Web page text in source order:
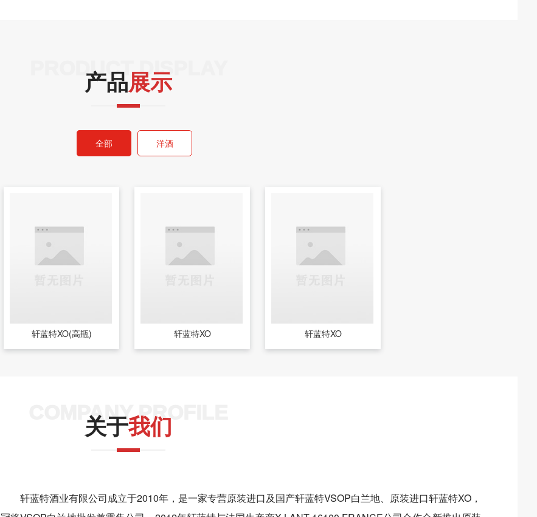
PRODUCT DISPLAY
产品展示
全部 洋酒
轩蓝特XO(高瓶) 轩蓝特XO 轩蓝特XO
COMPANY PROFILE
关于我们
轩蓝特酒业有限公司成立于2010年，是一家专营原装进口及国产轩蓝特VSOP白兰地、原装进口轩蓝特XO，